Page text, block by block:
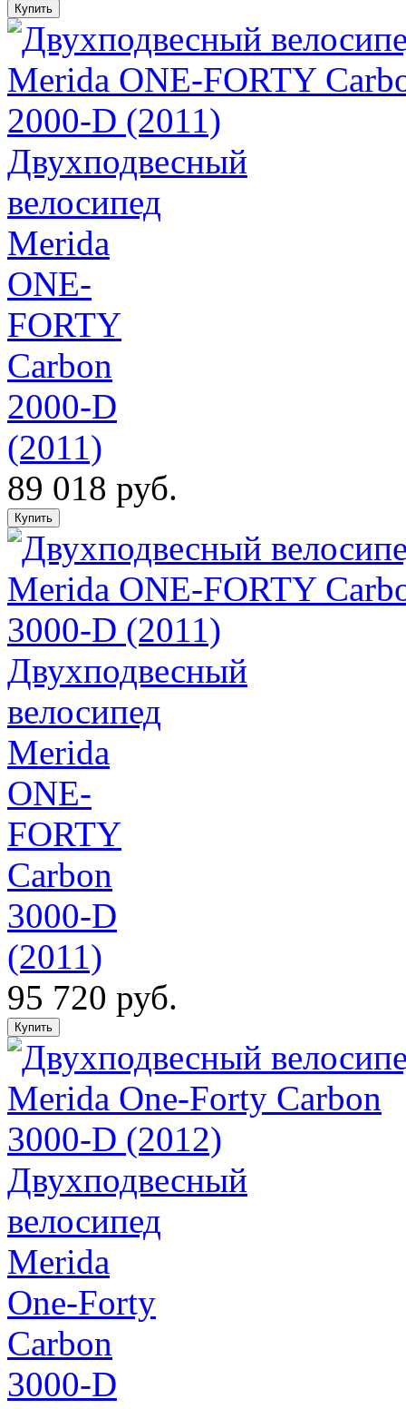
Двухподвесный
велосипед
Merida
ONE-
FORTY
Carbon
2000-D
(2011)
89 018 руб.
Двухподвесный
велосипед
Merida
ONE-
FORTY
Carbon
3000-D
(2011)
95 720 руб.
Двухподвесный
велосипед
Merida
One-Forty
Carbon
3000-D